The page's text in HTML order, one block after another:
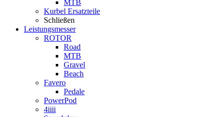
MTB
Kurbel Ersatzteile
Schließen
Leistungsmesser
ROTOR
Road
MTB
Gravel
Beach
Favero
Pedale
PowerPod
4iiii